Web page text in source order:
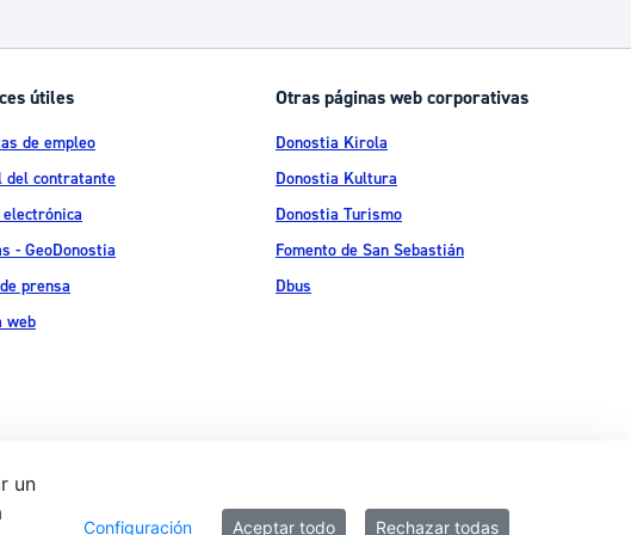
Ayuda a la tramitación
útiles
de empleo
del contratante
electrónica
- GeoDonostia
prensa
web
Otras páginas web corporativas
Donostia Kirola
Donostia Kultura
Donostia Turismo
Fomento de San Sebastián
Dbus
legal Política de privacidad Política de cookies Declaración de accesibilidad
un
Configuración Aceptar todo Rechazar todas